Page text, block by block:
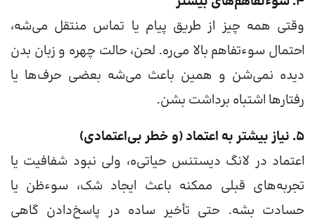
وقتی همه چیز از طریق پیام یا تماس منتقل می‌شه،
احتمال سوء‌تفاهم بالا می‌ره. لحن، حالت چهره و زبان بدن
دیده نمی‌شن و همین باعث می‌شه بعضی حرف‌ها یا
رفتارها اشتباه برداشت بشن.
5. نیاز بیشتر به اعتماد (و خطر بی‌اعتمادی)
اعتماد در لانگ دیستنس حیاتی‌ه، ولی نبود شفافیت یا
تجربه‌های قبلی ممکنه باعث ایجاد شک، سوء‌ظن یا
حسادت بشه. حتی تأخیر ساده در پاسخ‌دادن گاهی